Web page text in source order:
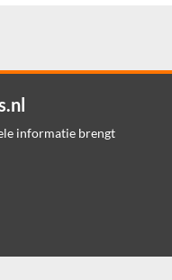
informatie brengt